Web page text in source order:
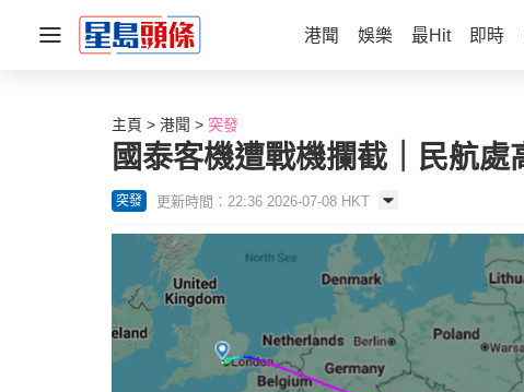
港聞 娛樂 最Hit 即時
主頁 港聞 突發
國泰客機遭戰機攔截｜民航
突發 更新時間：22:36 2026-07-08 HKT